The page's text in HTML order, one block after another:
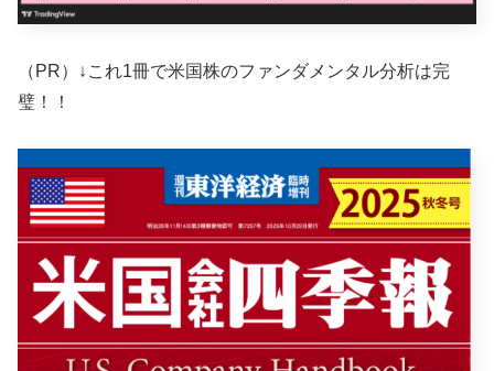
（PR）↓これ1冊で米国株のファンダメンタル分析は完
璧！！